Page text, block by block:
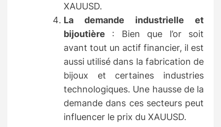
XAUUSD.
La demande industrielle et
bijoutière : Bien que l’or soit
avant tout un actif financier, il est
aussi utilisé dans la fabrication de
bijoux et certaines industries
technologiques. Une hausse de la
demande dans ces secteurs peut
influencer le prix du XAUUSD.